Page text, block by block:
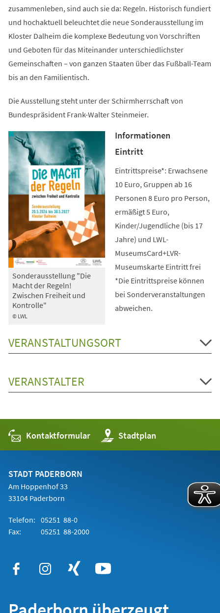
zusammenleben, sind auch sie da: Regeln. Historisch fundiert
und hochaktuell beleuchtet die neue Sonderausstellung im
Kloster Dalheim die komplexe Bedeutung von Vorschriften
und Geboten für das Miteinander unterschiedlichster
Gemeinschaften – von ganzen Staaten über das Fußball-Team
bis an den Familientisch.
Die Ausstellung steht unter der Schirmherrschaft von
Bundespräsident Frank-Walter Steinmeier.
© LWL
Sonderausstellung "Die
Macht der Regeln!
Zwischen Freiheit und
Kontrolle"
Informationen
Eintritt
Eintrittspreise*: Erwachsene
10 Euro, Gruppen ab 16
Personen 8 Euro pro Person,
ermäßigt 5 Euro,
Kinder/Jugendliche (bis 17
Jahre) und LWL-
MuseumsCard+LVR-
Museumskarte Eintritt frei
*Die Eintrittspreise können
bei Sonderveranstaltungen
abweichen.
VERANSTALTUNGSORT
VERANSTALTER
Kontaktformular Stadtplan
(Öffnet
in
einem
STADT PADERBORN
Am Hoppenhof 33
33104 Paderborn
Telefon: 05251 88-0
Fax:
05251 88-2000